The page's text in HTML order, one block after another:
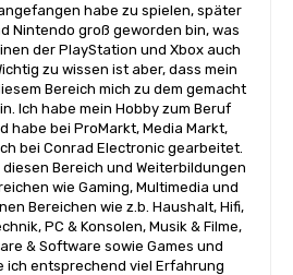
habe zu spielen, später
Nintendo groß geworden bin, was
der PlayStation und Xbox auch
zu wissen ist aber, dass mein
Bereich mich zu dem gemacht
Ich habe mein Hobby zum Beruf
habe bei ProMarkt, Media Markt,
bei Conrad Electronic gearbeitet.
diesen Bereich und Weiterbildungen
wie Gaming, Multimedia und
Bereichen wie z.b. Haushalt, Hifi,
PC & Konsolen, Musik & Filme,
& Software sowie Games und
ich entsprechend viel Erfahrung